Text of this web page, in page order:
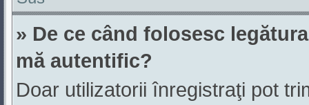
» De ce când folosesc
mă autentific?
Doar utilizatorii înregistraţi pot